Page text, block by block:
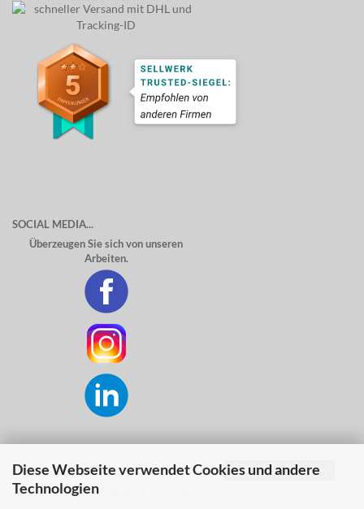
Diese Webseite verwendet Cookies und andere
Technologien
SOCIAL MEDIA...
Überzeugen Sie sich von unseren
Arbeiten.
SICHER ZAHLEN MIT... Vertrag widerrufen